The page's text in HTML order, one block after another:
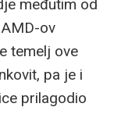
međutim od
ov
temelj ove
pa je i
prilagodio